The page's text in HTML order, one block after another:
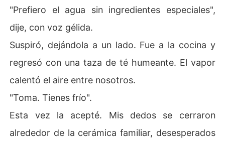
"Prefiero el agua sin ingredientes especiales",
dije, con voz gélida.
Suspiró, dejándola a un lado. Fue a la cocina y
regresó con una taza de té humeante. El vapor
calentó el aire entre nosotros.
"Toma. Tienes frío".
Esta vez la acepté. Mis dedos se cerraron
alrededor de la cerámica familiar, desesperados